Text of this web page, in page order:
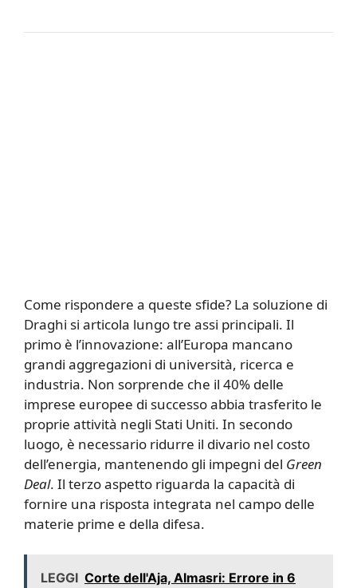
Come rispondere a queste sfide? La soluzione di
Draghi si articola lungo tre assi principali. Il
primo è l’innovazione: all’Europa mancano
grandi aggregazioni di università, ricerca e
industria. Non sorprende che il 40% delle
imprese europee di successo abbia trasferito le
proprie attività negli Stati Uniti. In secondo
luogo, è necessario ridurre il divario nel costo
dell’energia, mantenendo gli impegni del Green
Deal. Il terzo aspetto riguarda la capacità di
fornire una risposta integrata nel campo delle
materie prime e della difesa.
LEGGI Corte dell'Aja, Almasri: Errore in 6